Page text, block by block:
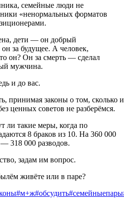
семейные люди не
«ненормальных форматов
дети — он добрый
за будущее. А человек,
он? Он за смерть — сделал
мужчина.
и до вас.
принимая законы о том, сколько и
ценных советов не разберёмся.
ли такие меры, когда по
8 браков из 10. На 360 000
318 000 разводов.
задам им вопрос.
живёте или в паре?
#м+ж#обсудить#семейныепары